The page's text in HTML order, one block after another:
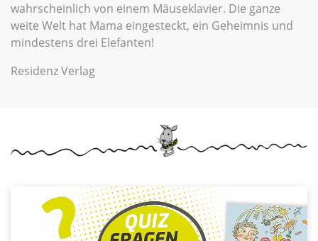
wahrscheinlich von einem Mäuseklavier. Die ganze
weite Welt hat Mama eingesteckt, ein Geheimnis und
mindestens drei Elefanten!
Residenz Verlag